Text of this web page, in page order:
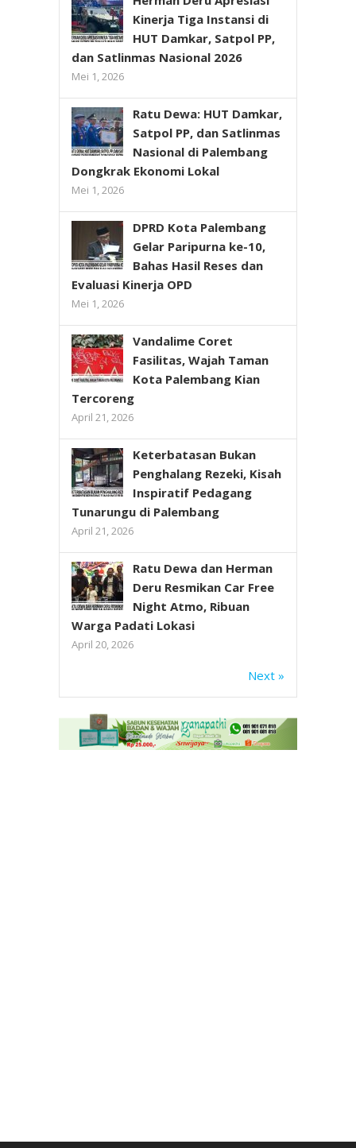
Kinerja Tiga Instansi di
HUT Damkar, Satpol PP,
dan Satlinmas Nasional 2026
Mei 1, 2026
Ratu Dewa: HUT Damkar,
Satpol PP, dan Satlinmas
Nasional di Palembang
Dongkrak Ekonomi Lokal
Mei 1, 2026
DPRD Kota Palembang
Gelar Paripurna ke-10,
Bahas Hasil Reses dan
Evaluasi Kinerja OPD
Mei 1, 2026
Vandalime Coret
Fasilitas, Wajah Taman
Kota Palembang Kian
Tercoreng
April 21, 2026
Keterbatasan Bukan
Penghalang Rezeki, Kisah
Inspiratif Pedagang
Tunarungu di Palembang
April 21, 2026
Ratu Dewa dan Herman
Deru Resmikan Car Free
Night Atmo, Ribuan
Warga Padati Lokasi
April 20, 2026
Next »